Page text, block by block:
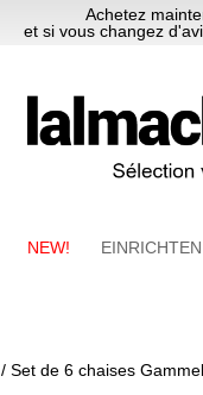
Achetez
et si vous changez
NEW! EINRICHTEN
/ Set de 6 chaises